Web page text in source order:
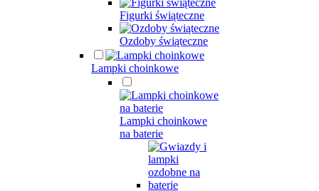
Figurki świąteczne
Ozdoby świąteczne
Lampki choinkowe
Lampki choinkowe
na baterie